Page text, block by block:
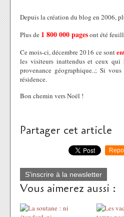
Depuis la création du blog en 2006,
Plus de 1 800 000 pagesont été
Ce mois-ci, décembre 2016 ce sont
les visiteurs inattendus et ceux qui
provenance géographique..; Si
résidence.
Bon chemin vers Noël !
Partager cet article
S'inscrire à la newsletter
Vous aimerez aussi :